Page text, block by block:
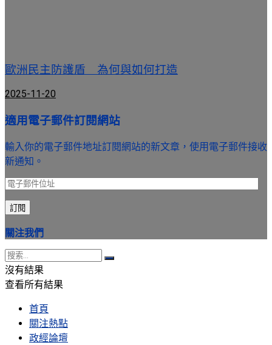
歐洲民主防護盾 為何與如何打造
2025-11-20
適用電子郵件訂閱網站
輸入你的電子郵件地址訂閱網站的新文章，使用電子郵件接收
新通知。
電
子
郵
件
址
訂閱
關注我們
沒有結果
查看所有結果
首頁
關注熱點
政經論壇